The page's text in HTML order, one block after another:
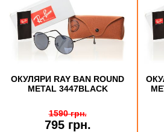
ОКУЛЯРИ RAY BAN ROUND
METAL 3447BLACK
795 грн.
1590 грн.